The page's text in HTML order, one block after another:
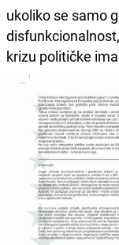
ukoliko se samo
krizu političke